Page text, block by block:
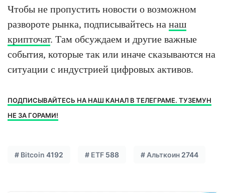
Чтобы не пропустить новости о возможном
развороте рынка, подписывайтесь на наш
крипточат. Там обсуждаем и другие важные
события, которые так или иначе сказываются на
ситуации с индустрией цифровых активов.
ПОДПИСЫВАЙТЕСЬ НА НАШ КАНАЛ В ТЕЛЕГРАМЕ. ТУЗЕМУН
НЕ ЗА ГОРАМИ!
# Bitcoin 4192 # ETF 588 # Альткоин 2744